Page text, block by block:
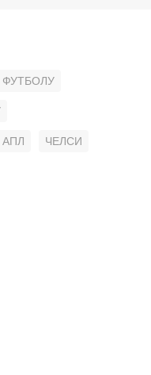
ФУТБОЛУ
АПЛ ЧЕЛСИ